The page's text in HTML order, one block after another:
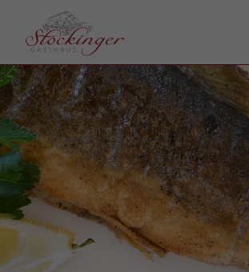
Der Eintrag "offcanvas-col1" existiert leider nicht.
Der Eintrag "offcanvas-col2" existiert leider nicht.
Der Eintrag "offcanvas-col3" existiert leider nicht.
Der Eintrag "offcanvas-col4" existiert leider nicht.